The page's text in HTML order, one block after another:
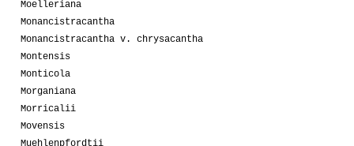
Moelleriana
Monancistracantha
Monancistracantha v. chrysacantha
Montensis
Monticola
Morganiana
Morricalii
Movensis
Muehlenpfordtii